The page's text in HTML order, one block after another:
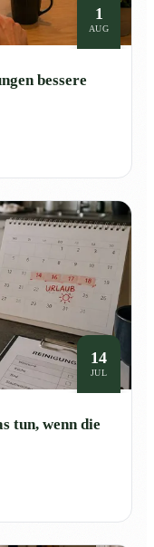
1
AUG
bessere
14
JUL
tun, wenn die